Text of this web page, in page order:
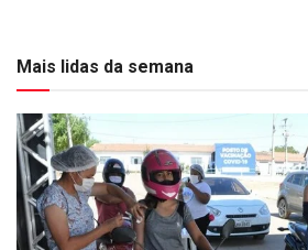
Mais lidas da semana